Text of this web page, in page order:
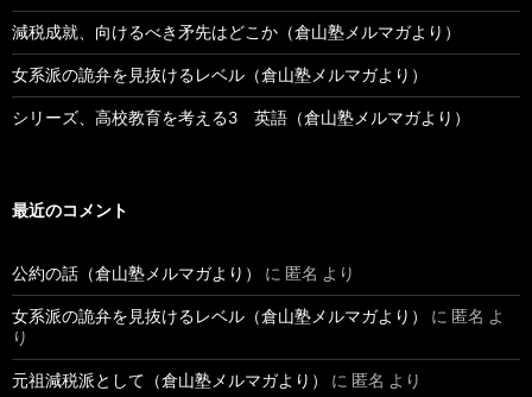
減税成就、向けるべき矛先はどこか（倉山塾メルマガより）
女系派の詭弁を見抜けるレベル（倉山塾メルマガより）
シリーズ、高校教育を考える3 英語（倉山塾メルマガより）
最近のコメント
公約の話（倉山塾メルマガより） に 匿名 より
女系派の詭弁を見抜けるレベル（倉山塾メルマガより） に 匿名 よ
り
元祖減税派として（倉山塾メルマガより） に 匿名 より